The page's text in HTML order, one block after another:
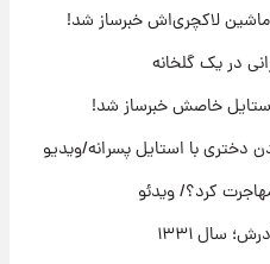
رهبر شهید روی آنتن زنده
بعد از طلاق و در دیدار با گروه
لاکچری‌اش خبرساز شد!
در یک گلخانه
استایل خاصش خبرساز شد!
دختری با استایل پسرانه/ویدیو
کرد؟/ ویدئو
سال ۱۳۳۱